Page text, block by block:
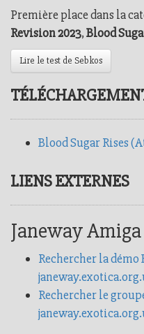
Première place dans la
Revision 2023,Blood
Lire le test de Sebkos
Blood Sugar Rises
LIENS EXTERNES
Janeway
Rechercher la démo
Rechercher le